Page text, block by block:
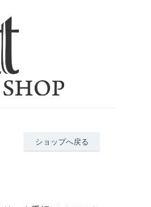
ショップへ戻る